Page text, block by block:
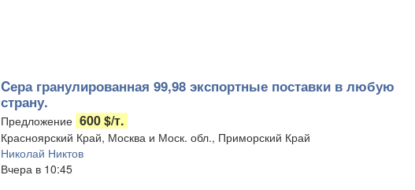
Cера гранулированная 99,98 экспортные поставки в любую
страну.
Предложение 600 $/т.
Красноярский Край, Москва и Моск. обл., Приморский Край
Николай Никтов
Вчера в 10:45